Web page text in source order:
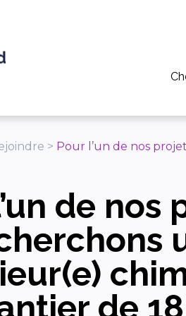
> Pour l’un de nos
de nos
de